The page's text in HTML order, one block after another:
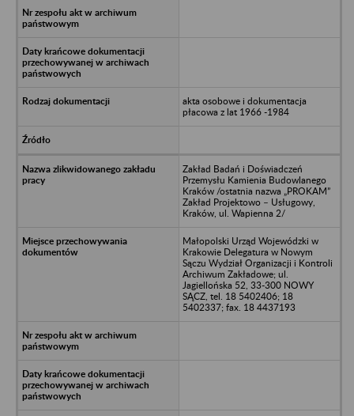
akta osobowe i dokumentacja
płacowa z lat 1966 -1984
Zakład Badań i Doświadczeń
Przemysłu Kamienia Budowlanego
Kraków /ostatnia nazwa „PROKAM”
Zakład Projektowo – Usługowy,
Kraków, ul. Wapienna 2/
Małopolski Urząd Wojewódzki w
Krakowie Delegatura w Nowym
Sączu Wydział Organizacji i Kontroli
Archiwum Zakładowe; ul.
Jagiellońska 52, 33-300 NOWY
SĄCZ, tel. 18 5402406; 18
5402337; fax. 18 4437193